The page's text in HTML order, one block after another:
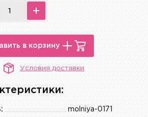
в корзину
Условия доставки
molniya-0171